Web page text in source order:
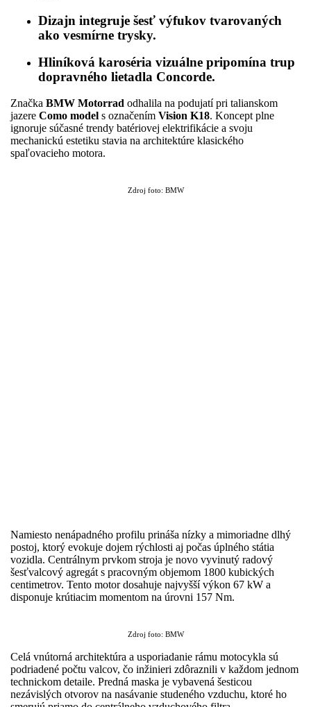
Dizajn integruje šesť výfukov tvarovaných
ako vesmírne trysky.
Hliníková karoséria vizuálne pripomína trup
dopravného lietadla Concorde.
Značka BMW Motorrad odhalila na podujatí pri talianskom
jazere Como model s označením Vision K18. Koncept plne
ignoruje súčasné trendy batériovej elektrifikácie a svoju
mechanickú estetiku stavia na architektúre klasického
spaľovacieho motora.
Zdroj foto: BMW
Namiesto nenápadného profilu prináša nízky a mimoriadne dlhý
postoj, ktorý evokuje dojem rýchlosti aj počas úplného státia
vozidla. Centrálnym prvkom stroja je novo vyvinutý radový
šesťvalcový agregát s pracovným objemom 1800 kubických
centimetrov. Tento motor dosahuje najvyšší výkon 67 kW a
disponuje krútiacim momentom na úrovni 157 Nm.
Zdroj foto: BMW
Celá vnútorná architektúra a usporiadanie rámu motocykla sú
podriadené počtu valcov, čo inžinieri zdôraznili v každom jednom
technickom detaile. Predná maska je vybavená šesticou
nezávislých otvorov na nasávanie studeného vzduchu, ktoré ho